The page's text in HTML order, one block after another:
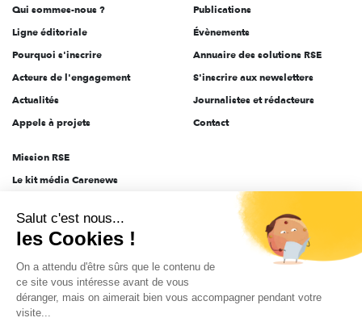
Qui sommes-nous ?
Ligne éditoriale
Pourquoi s'inscrire
Acteurs de l'engagement
Actualités
Appels à projets
Publications
Évènements
Annuaire des solutions RSE
S'inscrire aux newsletters
Journalistes et rédacteurs
Contact
Mission RSE
Le kit média Carenews
AEF info
Novethic
PRODURABLE
Inclusiv Day
Salut c'est nous...
les Cookies !
On a attendu d'être sûrs que le contenu de
ce site vous intéresse avant de vous
déranger, mais on aimerait bien vous accompagner pendant votre
visite...